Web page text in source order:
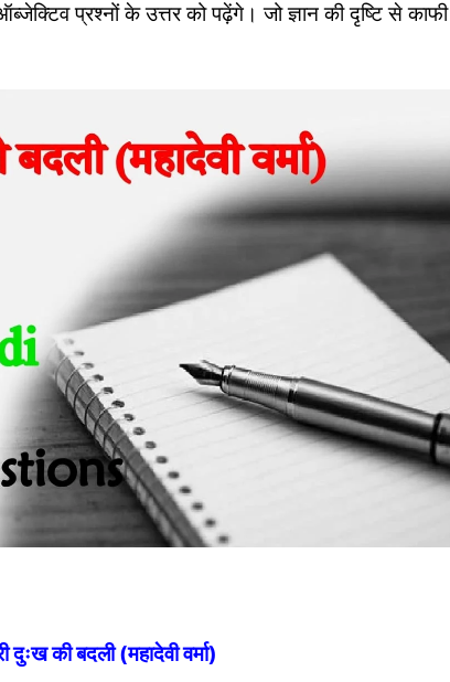
प्रश्‍नों के उत्तर को पढ़ेंगे। जो ज्ञान की दृष्टि से काफी
दुःख की बदली (महादेवी वर्मा)